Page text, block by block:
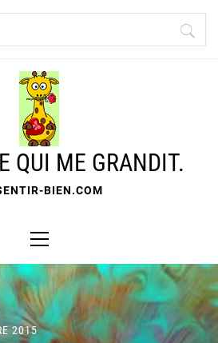
QUI ME GRANDIT.
BIEN.COM
Menu
2015